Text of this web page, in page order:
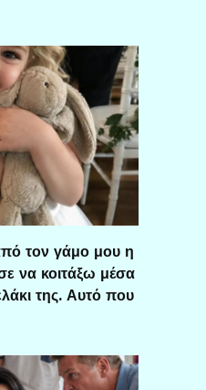
τον γάμο μου η
να κοιτάξω μέσα
της. Αυτό που